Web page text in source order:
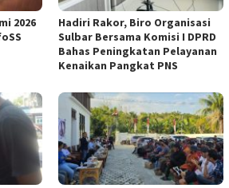
2026
Hadiri Rakor, Biro Organisasi
Sulbar Bersama Komisi I DPRD
Bahas Peningkatan Pelayanan
Kenaikan Pangkat PNS